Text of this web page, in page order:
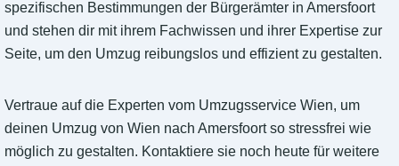
spezifischen Bestimmungen der Bürgerämter in Amersfoort
und stehen dir mit ihrem Fachwissen und ihrer Expertise zur
Seite, um den Umzug reibungslos und effizient zu gestalten.
Vertraue auf die Experten vom Umzugsservice Wien, um
deinen Umzug von Wien nach Amersfoort so stressfrei wie
möglich zu gestalten. Kontaktiere sie noch heute für weitere